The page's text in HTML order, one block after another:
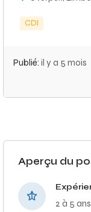
CDI
Publié: il y a 5 mois
Aperçu du
2 à 5